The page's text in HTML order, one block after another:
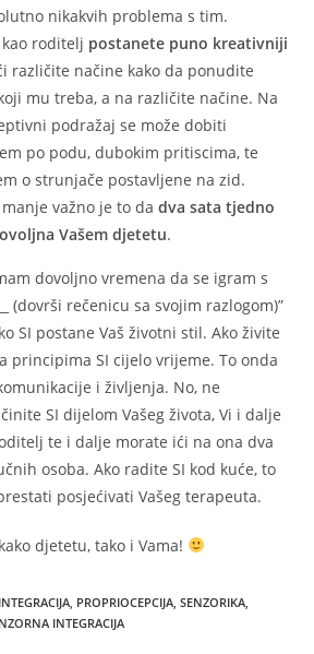
nikakvih problema s tim.
kao roditelj postanete puno kreativniji
različite načine kako da ponudite
mu treba, a na različite načine. Na
podražaj se može dobiti
po podu, dubokim pritiscima, te
o strunjače postavljene na zid.
važno je to dadva sata tjedno
Vašem djetetu.
dovoljno vremena da se igram s
(dovrši rečenicu sa svojim razlogom)”
SI postane Vaš životni stil. Ako živite
principima SI cijelo vrijeme. To onda
i življenja. No, ne
SI dijelom Vašeg života, Vi i dalje
te i dalje morate ići na ona dva
osoba. Ako radite SI kod kuće, to
posjećivati Vašeg terapeuta.
djetetu, tako i Vama!
, PROPRIOCEPCIJA, SENZORIKA,
INTEGRACIJA